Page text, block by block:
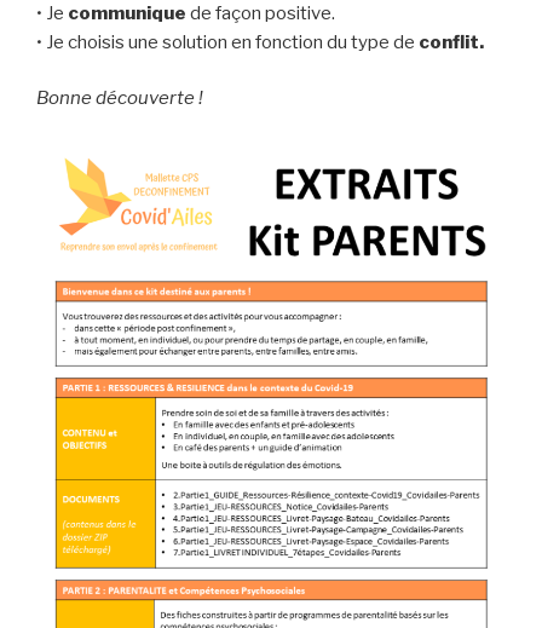
• Je communique de façon positive.
• Je choisis une solution en fonction du type de conflit.
Bonne découverte !